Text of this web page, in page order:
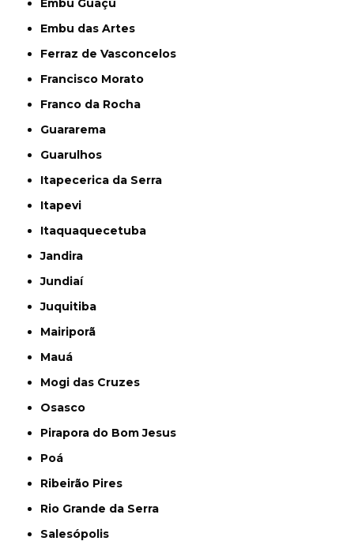
Embu Guaçú
Embu das Artes
Ferraz de Vasconcelos
Francisco Morato
Franco da Rocha
Guararema
Guarulhos
Itapecerica da Serra
Itapevi
Itaquaquecetuba
Jandira
Jundiaí
Juquitiba
Mairiporã
Mauá
Mogi das Cruzes
Osasco
Pirapora do Bom Jesus
Poá
Ribeirão Pires
Rio Grande da Serra
Salesópolis